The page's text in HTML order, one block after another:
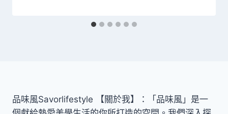
品味風Savorlifestyle 【關於我】：「品味風」是一